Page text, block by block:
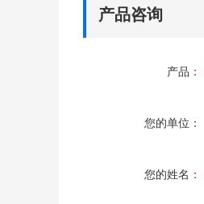
产品咨询
产品：
您的单位：
您的姓名：